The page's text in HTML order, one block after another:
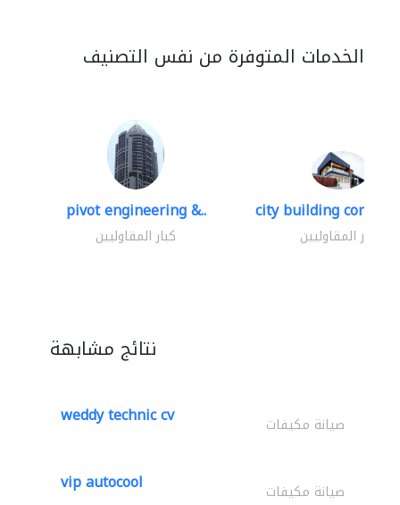
الخدمات المتوفرة من نفس التصنيف
pivot engineering &..
كبار المقاوليين
city building
كبار المقاوليين
نتائج مشابهة
weddy technic cv صيانة مكيفات
vip autocool صيانة مكيفات